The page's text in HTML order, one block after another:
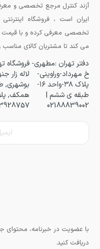
آزند کنترل مرجع تخصصی و
ایران است ، فروشگاه
تخصصی معرفی کرده و با قیمت
می کند تا مشتریان کالای مناسب
دفتر تهران :مطهری-
خ مهرداد-وراوینی-
پلاک ۳۸-واحد ۱۶-
طبقه ی ششم |
02188839002
فروشگاه
لاله زار
بوشهری,
همکف,
با عضویت در خبرنامه، محتوای
دریافت کنید.